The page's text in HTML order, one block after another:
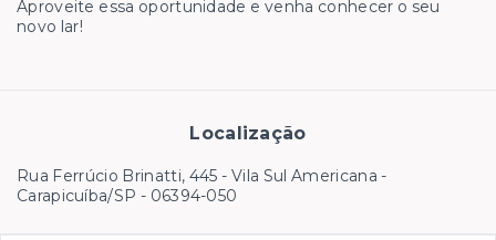
Aproveite essa oportunidade e venha conhecer o seu
novo lar!
Localização
Rua Ferrúcio Brinatti, 445 - Vila Sul Americana -
Carapicuíba/SP - 06394-050